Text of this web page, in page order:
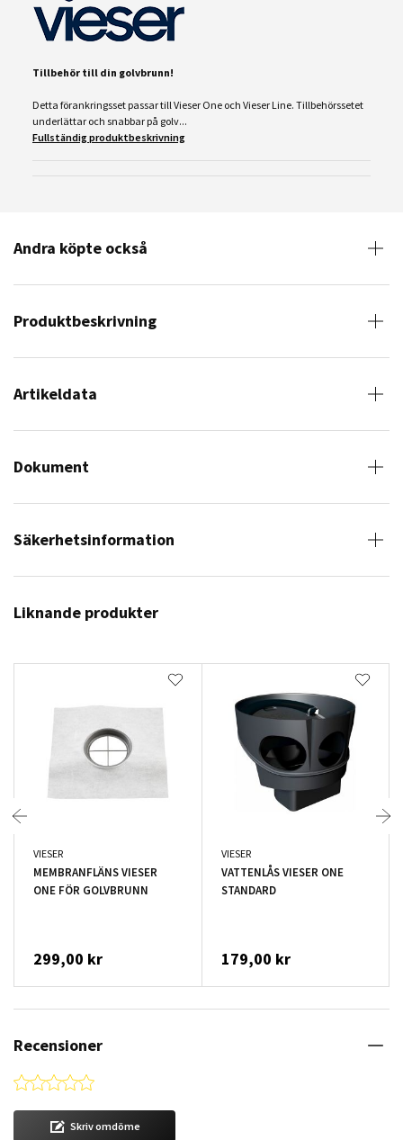
Tillbehör till din golvbrunn!
Detta förankringsset passar till Vieser One och Vieser Line. Tillbehörssetet
underlättar och snabbar på golv...
Fullständig produktbeskrivning
Andra köpte också
Produktbeskrivning
Artikeldata
Dokument
Säkerhetsinformation
Liknande produkter
VIESER
MEMBRANFLÄNS VIESER
ONE FÖR GOLVBRUNN
299,00 kr
VIESER
VATTENLÅS VIESER ONE
STANDARD
179,00 kr
Recensioner
0.0 star rating
Skriv omdöme